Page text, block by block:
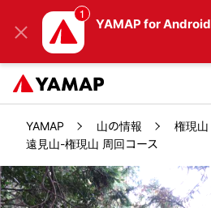
YAMAP for Android
YAMAP 山の情報
権現山
遠見山-権現山 周回コース